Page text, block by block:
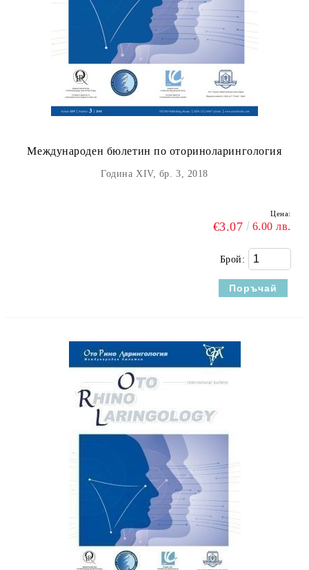
Международен бюлетин по оториноларингология
Година XIV, бр. 3, 2018
Цена:
€3.07 6.00 лв.
Брой: